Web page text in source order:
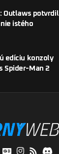
Outlaws potvrdil
istého
edíciu konzoly
Spider-Man 2